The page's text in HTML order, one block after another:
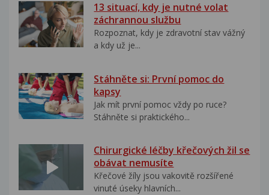
13 situací, kdy je nutné volat
záchrannou službu
Rozpoznat, kdy je zdravotní stav vážný
a kdy už je...
Stáhněte si: První pomoc do
kapsy
Jak mít první pomoc vždy po ruce?
Stáhněte si praktického...
Chirurgické léčby křečových žil se
obávat nemusíte
Křečové žíly jsou vakovitě rozšířené
vinuté úseky hlavních...